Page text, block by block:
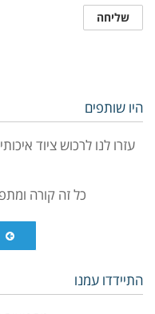
היו שותפים
עזרו לנו לרכוש ציוד
כל זה קורה
התיידדו עמנו